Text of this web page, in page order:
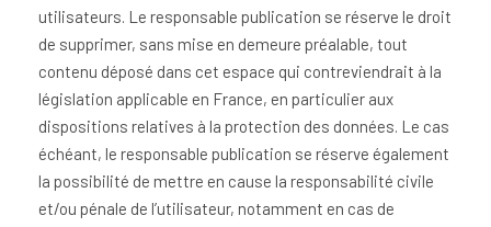
utilisateurs. Le responsable publication se réserve le droit
de supprimer, sans mise en demeure préalable, tout
contenu déposé dans cet espace qui contreviendrait à la
législation applicable en France, en particulier aux
dispositions relatives à la protection des données. Le cas
échéant, le responsable publication se réserve également
la possibilité de mettre en cause la responsabilité civile
et/ou pénale de l’utilisateur, notamment en cas de